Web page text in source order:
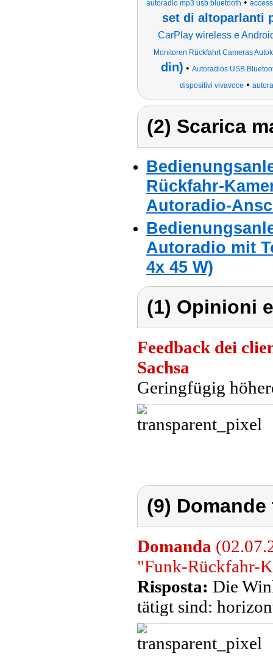
autoradio mp3 usb bluetooth •
set di altoparlanti
CarPlay wireless e
Monitoren Rückfahrt Cameras
din) • Autoradios USB
dispositivi vivavoce •
(2) Scarica
Rückfahr-
Autoradio-
Autoradio mit
4x 45 W)
(1) Opinioni
Feedback dei
Sachsa
Geringfügig
(9)
Domanda
"Funk-Rückfahr-
Risposta: Die
tätigt sind: